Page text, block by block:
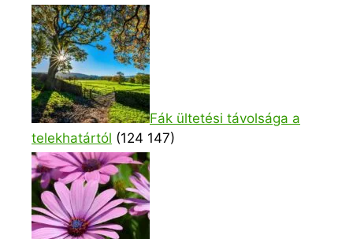
Fák ültetési távolsága a
telekhatártól (124 147)